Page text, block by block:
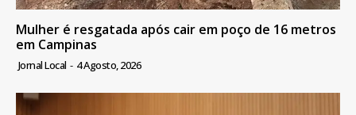
Mulher é resgatada após cair em poço de 16 metros
em Campinas
Jornal Local - 4 Agosto, 2026